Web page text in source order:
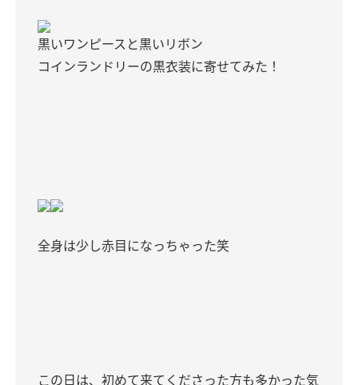
黒いワンピースと黒いリボン
コインランドリーの黒衣装に寄せてみた！
全身は少し赤目になっちゃった笑
この日は、初めて来てくださった方も多かった気